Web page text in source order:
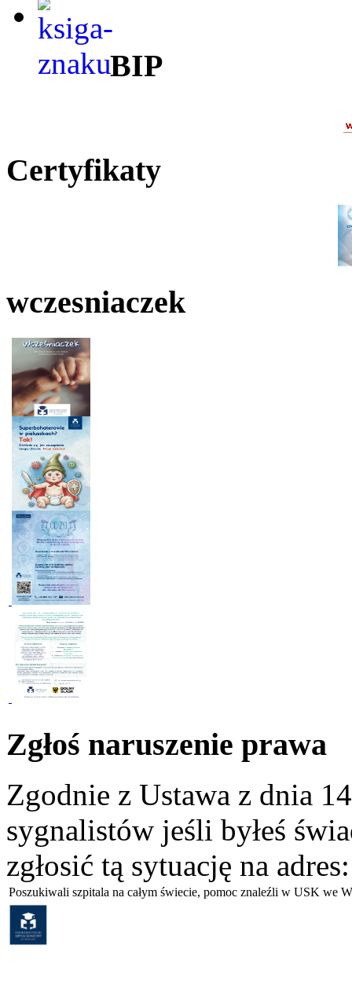
BIP
Certyfikaty
wczesniaczek
Zgłoś naruszenie prawa
Zgodnie z Ustawa z dnia
sygnalistów jeśli byłeś
zgłosić tą sytuację na
Poszukiwali szpitala na całym świecie, pomoc znaleźli w USK we